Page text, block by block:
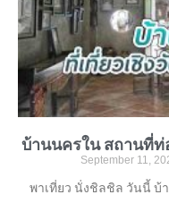
บ้านนครใน สถานที่ท่
September 11,
พาเที่ยว นั่งชิลชิล วันนี้ บ้